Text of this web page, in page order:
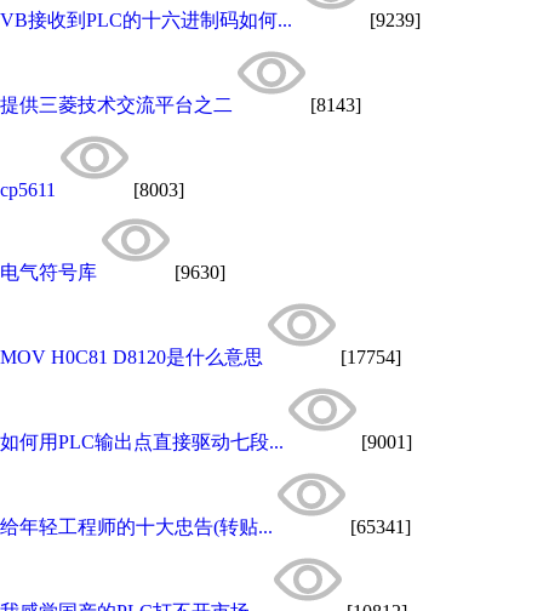
VB接收到PLC的十六进制码如何... [9239]
提供三菱技术交流平台之二 [8143]
cp5611 [8003]
电气符号库 [9630]
MOV H0C81 D8120是什么意思 [17754]
如何用PLC输出点直接驱动七段... [9001]
给年轻工程师的十大忠告(转贴... [65341]